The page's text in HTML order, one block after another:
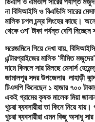
ডিএপি ও এমওপি সারের পর্যাপ্ত মজুদ
না বিসিআইসি ও বিএডিসি সারের
মালিক চপল চন্দ্র সিংহের কাছে।
থেকে ৩শ’ টাকা পর্যন্ত বেশি নিচ্ছেন
সরেজমিনে গিয়ে দেখা যায়,
এন্টারপ্রাইজের মালিক ‘সীমিত
দামে কিনলে সার মিলছে মেসার্স
জামালপুর সদর উপজেলার লাহাড়ী
টিএসপি কিনেছেন ১ হাজার ৭০০
একই গ্রামের কৃষক মালেক মিয়া
খুচরা ব্যবসায়ীরা তা কিনে নিয়ে
খুচরা ব্যবসায়ীরা এমন কিছু অসাধু সার